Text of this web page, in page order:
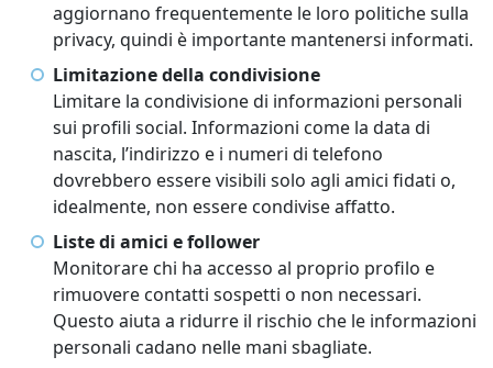
aggiornano frequentemente le loro politiche sulla
privacy, quindi è importante mantenersi informati.
Limitazione della condivisione
Limitare la condivisione di informazioni personali
sui profili social. Informazioni come la data di
nascita, l’indirizzo e i numeri di telefono
dovrebbero essere visibili solo agli amici fidati o,
idealmente, non essere condivise affatto.
Liste di amici e follower
Monitorare chi ha accesso al proprio profilo e
rimuovere contatti sospetti o non necessari.
Questo aiuta a ridurre il rischio che le informazioni
personali cadano nelle mani sbagliate.